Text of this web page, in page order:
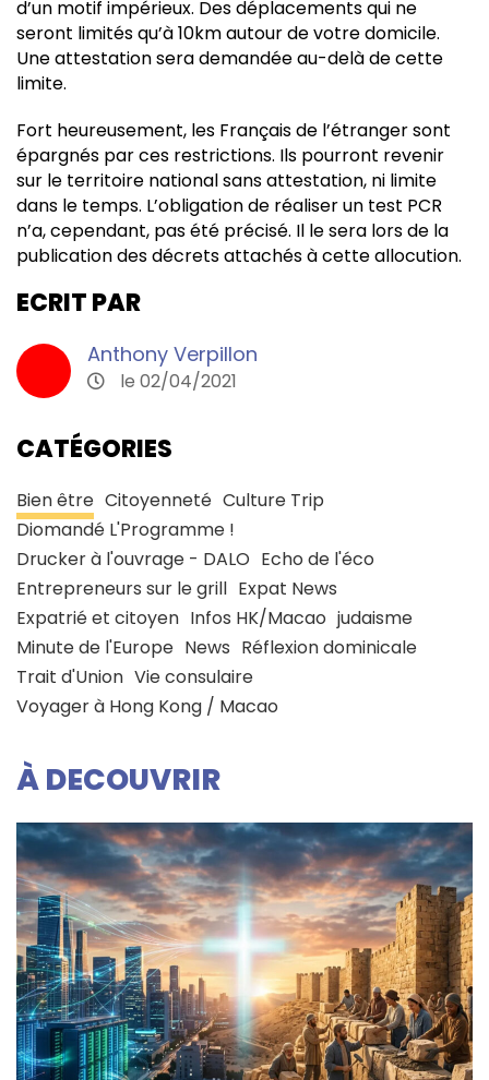
d’un motif impérieux. Des déplacements qui ne
seront limités qu’à 10km autour de votre domicile.
Une attestation sera demandée au-delà de cette
limite.
Fort heureusement, les Français de l’étranger sont
épargnés par ces restrictions. Ils pourront revenir
sur le territoire national sans attestation, ni limite
dans le temps. L’obligation de réaliser un test PCR
n’a, cependant, pas été précisé. Il le sera lors de la
publication des décrets attachés à cette allocution.
ECRIT PAR
Anthony Verpillon
le 02/04/2021
CATÉGORIES
Bien être Citoyenneté Culture Trip
Diomandé L'Programme !
Drucker à l'ouvrage - DALO Echo de l'éco
Entrepreneurs sur le grill Expat News
Expatrié et citoyen Infos HK/Macao judaisme
Minute de l'Europe News Réflexion dominicale
Trait d'Union Vie consulaire
Voyager à Hong Kong / Macao
À DECOUVRIR